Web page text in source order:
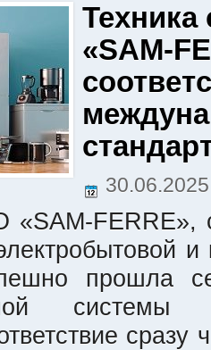
«SAM-
FERRE»,
прошла